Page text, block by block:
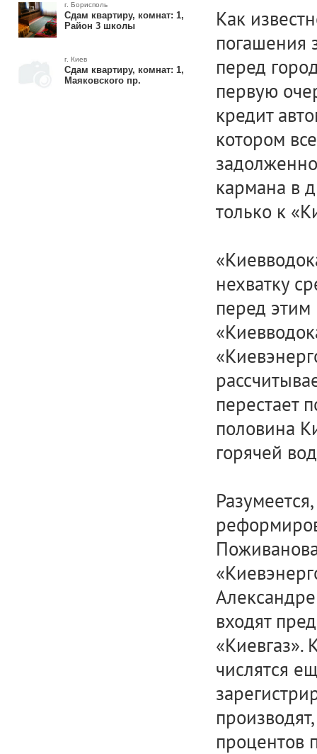
г. Борисполь
Сдам квартиру, комнат: 1,
Район 3 школы
г. Киев
Сдам квартиру, комнат: 1,
Маяковского пр.
Как
погашения
перед
первую
кредит
котором
кармана в
только к
нехватку
перед этим
перестает
половина
горячей
входят
«Киевгаз».
числятся
процентов